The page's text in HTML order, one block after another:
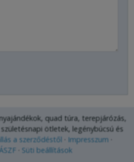
quad túra, terepjárózás,
ötletek, legénybúcsú és
a szerződéstől
Impresszum
Süti beállítások